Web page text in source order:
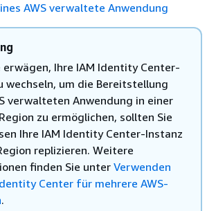
AWS verwaltete Anwendung
erwägen, Ihre IAM Identity Center-
wechseln, um die Bereitstellung
verwalteten Anwendung in einer
zu ermöglichen, sollten Sie
Ihre IAM Identity Center-Instanz
replizieren. Weitere
finden Sie unter Verwenden
Center für mehrere AWS-
.